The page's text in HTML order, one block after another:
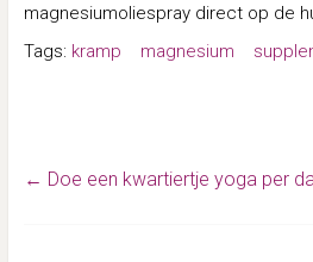
magnesiumoliespray direct op de
Tags: kramp magnesium
← Doe een kwartiertje yoga per